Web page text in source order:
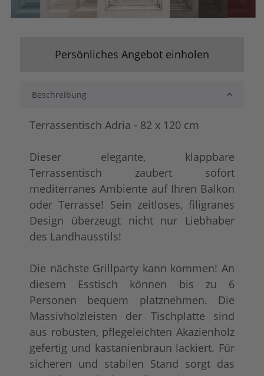
Persönliches Angebot einholen
Beschreibung
Terrassentisch Adria - 82 x 120 cm
Dieser elegante, klappbare
Terrassentisch zaubert sofort
mediterranes Ambiente auf Ihren Balkon
oder Terrasse! Sein zeitloses, filigranes
Design überzeugt nicht nur Liebhaber
des Landhausstils!
Die nächste Grillparty kann kommen! An
diesem Esstisch können bis zu 6
Personen bequem platznehmen. Die
Massivholzleisten der Tischplatte sind
aus robusten, pflegeleichten Akazienholz
gefertig und kastanienbraun lackiert. Für
sicheren und stabilen Stand sorgt das